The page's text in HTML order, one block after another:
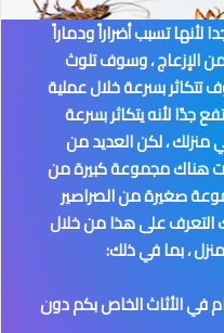
لأنها تسبب أضراراً ودماراً
الإزعاج ، وسوف تلوث
بسرعة خلال عملية
جدًا لأنه يتكاثر بسرعة
منزلك ، لكن العديد من
هناك مجموعة كبيرة من
صغيرة من الصراصير
التعرف على هذا من خلال
، بما في ذلك:
الأثاث الخاص بكم دون